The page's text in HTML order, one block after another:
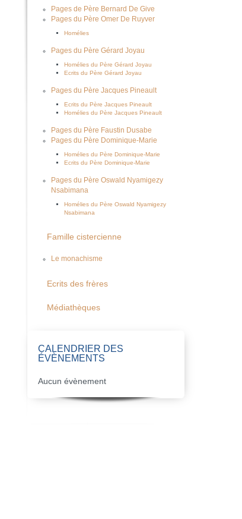
Pages de Père Bernard De Give
Pages du Père Omer De Ruyver
Homélies
Pages du Père Gérard Joyau
Homélies du Père Gérard Joyau
Ecrits du Père Gérard Joyau
Pages du Père Jacques Pineault
Ecrits du Père Jacques Pineault
Homélies du Père Jacques Pineault
Pages du Père Faustin Dusabe
Pages du Père Dominique-Marie
Homélies du Père Dominique-Marie
Ecrits du Père Dominique-Marie
Pages du Père Oswald Nyamigezy
Nsabimana
Homélies du Père Oswald Nyamigezy
Nsabimana
Famille cistercienne
Le monachisme
Ecrits des frères
Médiathèques
CALENDRIER DES
ÉVÈNEMENTS
Aucun évènement